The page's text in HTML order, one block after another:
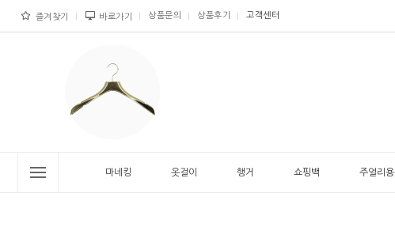
즐겨찾기 바로가기 상품문의 상품후기 고객센터
마네킹 옷걸이 행거 쇼핑백 주얼리